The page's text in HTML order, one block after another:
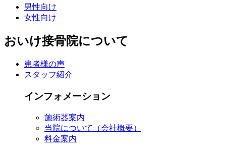
男性向け
女性向け
おいけ接骨院について
患者様の声
スタッフ紹介
インフォメーション
施術器案内
当院について（会社概要）
料金案内